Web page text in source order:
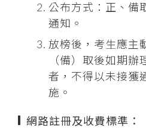
公布方式：正、備
通知。
放榜後，考生應主
（備）取後如期
者，不得以未接獲
施。
網路註冊及收費標準：